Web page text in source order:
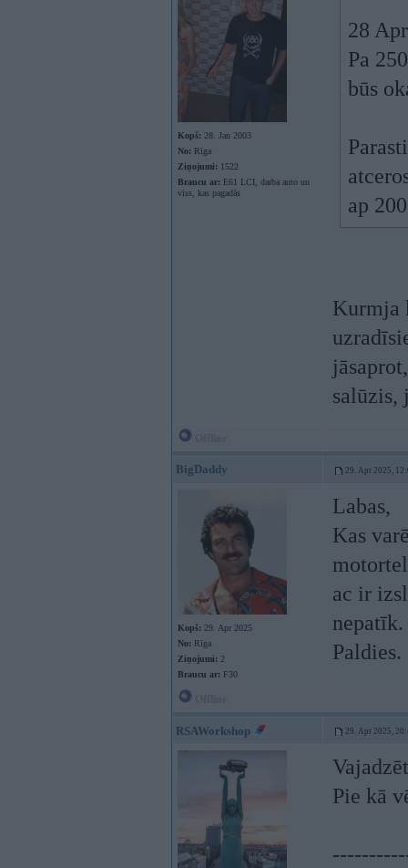
Kopš: 28. Jan 2003
No: Rīga
Ziņojumi: 1522
Braucu ar: E61 LCI, darba auto un
viss, kas pagadās
28
Pa
būs
ap
Kurmja
salūzis,
BigDaddy 29. Apr 2025,
Kopš: 29. Apr 2025
No: Rīga
Ziņojumi: 2
Braucu ar: F30
Labas,
Kas
ac ir
Paldies.
RSAWorkshop 29. Apr 2025,
Pie kā